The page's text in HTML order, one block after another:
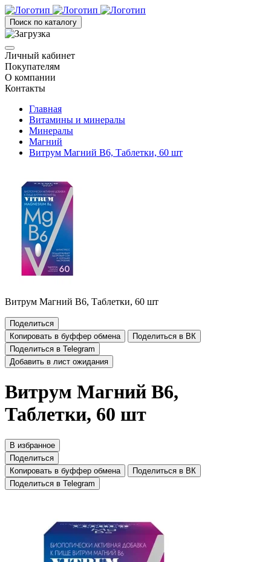
Поиск по каталогу
Личный кабинет
Покупателям
О компании
Контакты
Главная
Витамины и минералы
Минералы
Магний
Витрум Магний В6, Таблетки, 60 шт
Витрум Магний В6, Таблетки, 60 шт
Поделиться
Копировать в буффер обмена
Поделиться в ВК
Поделиться в Telegram
Добавить в лист ожидания
Витрум Магний В6,
Таблетки, 60 шт
В избранное
Поделиться
Копировать в буффер обмена
Поделиться в ВК
Поделиться в Telegram